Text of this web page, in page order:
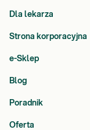
Dla lekarza
Strona korporacyjna
e-Sklep
Blog
Poradnik
Oferta